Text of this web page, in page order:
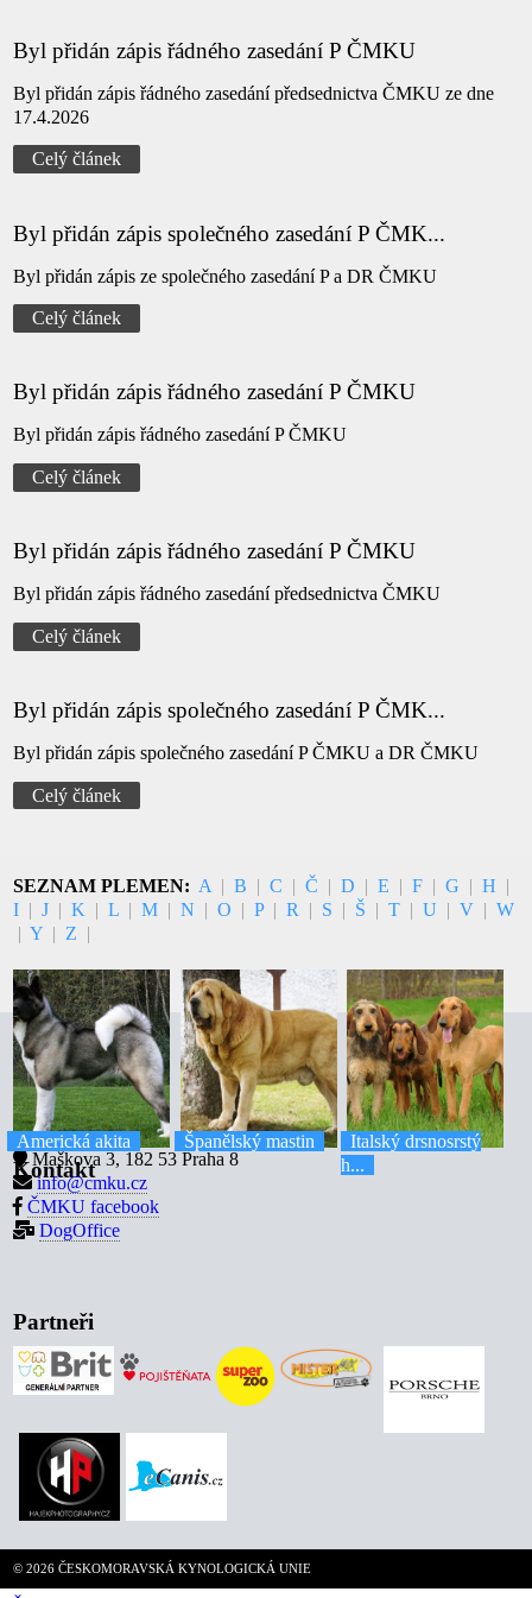
Byl přidán zápis řádného zasedání P ČMKU
Byl přidán zápis řádného zasedání předsednictva ČMKU ze dne
17.4.2026
Celý článek
Byl přidán zápis společného zasedání P ČMK...
Byl přidán zápis ze společného zasedání P a DR ČMKU
Celý článek
Byl přidán zápis řádného zasedání P ČMKU
Byl přidán zápis řádného zasedání P ČMKU
Celý článek
Byl přidán zápis řádného zasedání P ČMKU
Byl přidán zápis řádného zasedání předsednictva ČMKU
Celý článek
Byl přidán zápis společného zasedání P ČMK...
Byl přidán zápis společného zasedání P ČMKU a DR ČMKU
Celý článek
SEZNAM PLEMEN: A | B | C | Č | D | E | F | G | H |
I | J | K | L | M | N | O | P | R | S | Š | T | U | V | W
| Y | Z |
Americká akita Španělský mastin
Italský drsnosrstý
h...
Kontakt
Maškova 3, 182 53 Praha 8
info@cmku.cz
ČMKU facebook
DogOffice
Partneři
© 2026 ČESKOMORAVSKÁ KYNOLOGICKÁ UNIE